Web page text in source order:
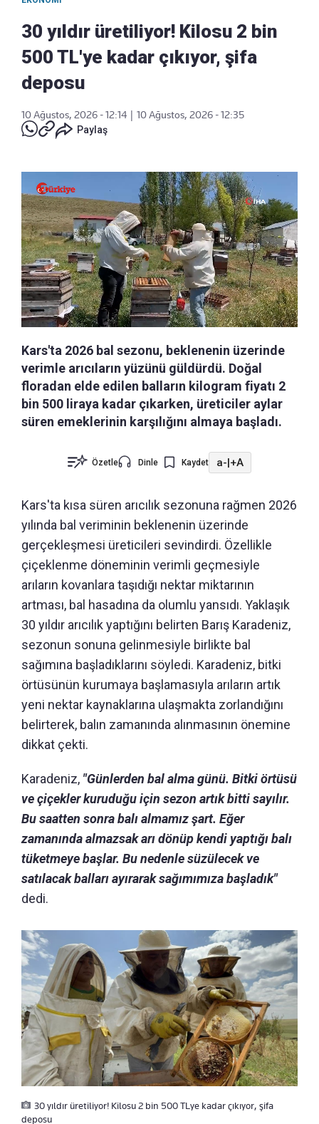
30 yıldır üretiliyor! Kilosu 2 bin
500 TL'ye kadar çıkıyor, şifa
deposu
10 Ağustos, 2026 - 12:14
10 Ağustos, 2026 - 12:35
Paylaş
Kars'ta 2026 bal sezonu, beklenenin üzerinde
verimle arıcıların yüzünü güldürdü. Doğal
floradan elde edilen balların kilogram fiyatı 2
bin 500 liraya kadar çıkarken, üreticiler aylar
süren emeklerinin karşılığını almaya başladı.
Özetle Dinle Kaydet a-|+A
Kars'ta kısa süren arıcılık sezonuna rağmen 2026
yılında bal veriminin beklenenin üzerinde
gerçekleşmesi üreticileri sevindirdi. Özellikle
çiçeklenme döneminin verimli geçmesiyle
arıların kovanlara taşıdığı nektar miktarının
artması, bal hasadına da olumlu yansıdı. Yaklaşık
30 yıldır arıcılık yaptığını belirten Barış Karadeniz,
sezonun sonuna gelinmesiyle birlikte bal
sağımına başladıklarını söyledi. Karadeniz, bitki
örtüsünün kurumaya başlamasıyla arıların artık
yeni nektar kaynaklarına ulaşmakta zorlandığını
belirterek, balın zamanında alınmasının önemine
dikkat çekti.
Karadeniz, "Günlerden bal alma günü. Bitki örtüsü
ve çiçekler kuruduğu için sezon artık bitti sayılır.
Bu saatten sonra balı almamız şart. Eğer
zamanında almazsak arı dönüp kendi yaptığı balı
tüketmeye başlar. Bu nedenle süzülecek ve
satılacak balları ayırarak sağımımıza başladık"
dedi.
30 yıldır üretiliyor! Kilosu 2 bin 500 TLye kadar çıkıyor, şifa
deposu